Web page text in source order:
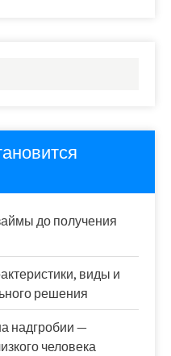
до получения
виды и
решения
надгробии —
человека